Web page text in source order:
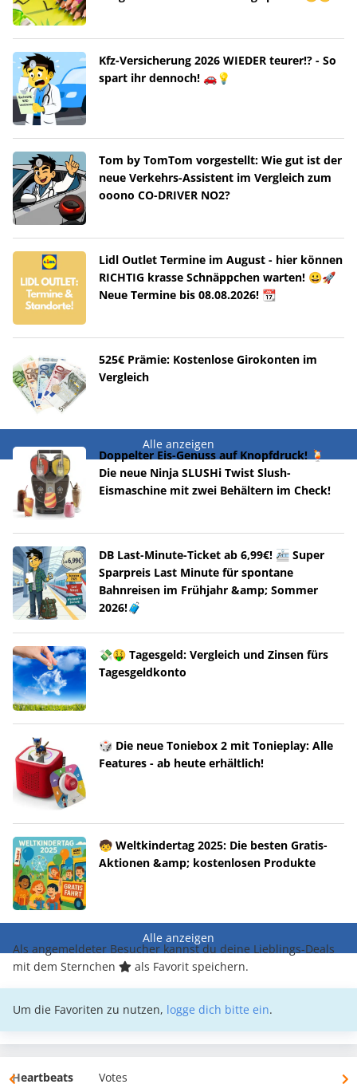
Kfz-Versicherung 2026 WIEDER teurer!? - So
spart ihr dennoch! 🚗💡
Tom by TomTom vorgestellt: Wie gut ist der
neue Verkehrs-Assistent im Vergleich zum
ooono CO-DRIVER NO2?
Lidl Outlet Termine im August - hier können
RICHTIG krasse Schnäppchen warten! 😀🚀
Neue Termine bis 08.08.2026! 📆
525€ Prämie: Kostenlose Girokonten im
Vergleich
Alle anzeigen
Doppelter Eis-Genuss auf Knopfdruck! 🍹
Die neue Ninja SLUSHi Twist Slush-
Eismaschine mit zwei Behältern im Check!
DB Last-Minute-Ticket ab 6,99€! 🚈 Super
Sparpreis Last Minute für spontane
Bahnreisen im Frühjahr &amp; Sommer
2026!🧳
💸🤑 Tagesgeld: Vergleich und Zinsen fürs
Tagesgeldkonto
🎲 Die neue Toniebox 2 mit Tonieplay: Alle
Features - ab heute erhältlich!
🧒 Weltkindertag 2025: Die besten Gratis-
Aktionen &amp; kostenlosen Produkte
Alle anzeigen
Als angemeldeter Besucher kannst du deine Lieblings-Deals
mit dem Sternchen
als Favorit speichern.
Um die Favoriten zu nutzen, logge dich bitte ein.
Heartbeats Votes